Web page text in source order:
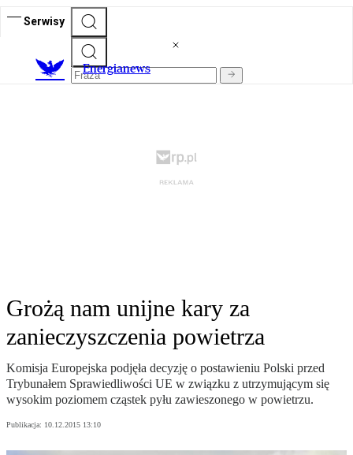
Serwisy
Energianews
Grożą nam unijne kary za
zanieczyszczenia powietrza
Komisja Europejska podjęła decyzję o postawieniu Polski przed
Trybunałem Sprawiedliwości UE w związku z utrzymującym się
wysokim poziomem cząstek pyłu zawieszonego w powietrzu.
Publikacja: 10.12.2015 13:10